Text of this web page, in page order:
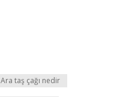
Ara taş çağı nedir